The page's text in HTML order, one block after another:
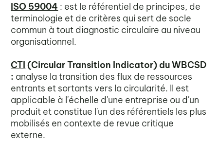
ISO 59004 : est le référentiel de principes, de
terminologie et de critères qui sert de socle
commun à tout diagnostic circulaire au niveau
organisationnel.
CTI (Circular Transition Indicator) du WBCSD
: analyse la transition des flux de ressources
entrants et sortants vers la circularité. Il est
applicable à l'échelle d'une entreprise ou d'un
produit et constitue l'un des référentiels les plus
mobilisés en contexte de revue critique
externe.